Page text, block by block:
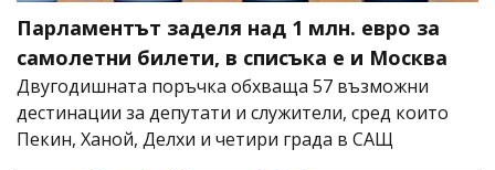
Парламентът заделя над 1 млн. евро за
самолетни билети, в списъка е и Москва
Двугодишната поръчка обхваща 57 възможни
дестинации за депутати и служители, сред които
Пекин, Ханой, Делхи и четири града в САЩ